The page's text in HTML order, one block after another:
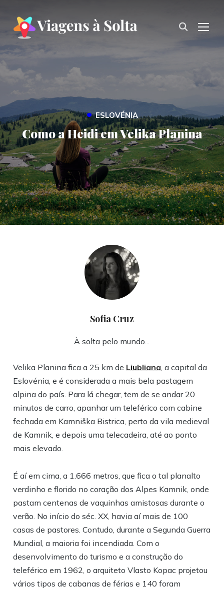
• ESLOVÉNIA
Como a Heidi em Velika Planina
Sofia Cruz
À solta pelo mundo...
Velika Planina fica a 25 km de Liubliana, a capital da
Eslovénia, e é considerada a mais bela pastagem
alpina do país. Para lá chegar, tem de se andar 20
minutos de carro, apanhar um teleférico com cabine
fechada em Kamniška Bistrica, perto da vila medieval
de Kamnik, e depois uma telecadeira, até ao ponto
mais elevado.
É aí em cima, a 1.666 metros, que fica o tal planalto
verdinho e florido no coração dos Alpes Kamnik, onde
pastam centenas de vaquinhas amistosas durante o
verão. No início do séc. XX, havia aí mais de 100
casas de pastores. Contudo, durante a Segunda Guerra
Mundial, a maioria foi incendiada. Com o
desenvolvimento do turismo e a construção do
teleférico em 1962, o arquiteto Vlasto Kopac projetou
vários tipos de cabanas de férias e 140 foram